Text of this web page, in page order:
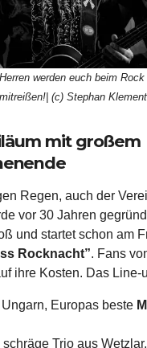
werden euch beim Rock
(c) Stephan Klement
mit großem
Regen, auch der
vor 30 Jahren
und startet schon am
Rocknacht”. Fans
ihre Kosten. Das Line-
Europas beste
schräge Trio aus